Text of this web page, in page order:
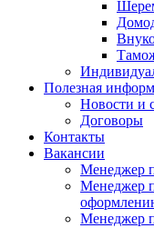
Полезная
Новости и
Договоры
Контакты
Вакансии
Менеджер
Менеджер
Менеджер